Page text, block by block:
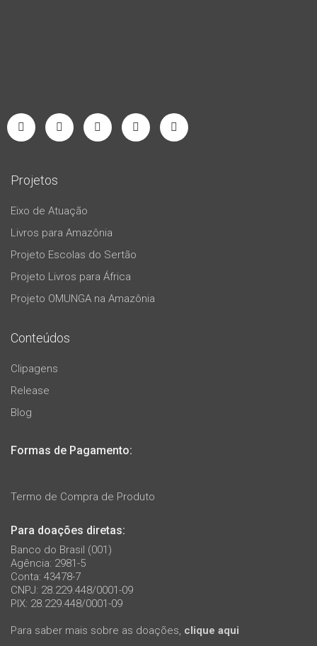
Projetos
Eixo de Atuação
Livros para Amazônia
Projeto Escolas do Sertão
Projeto Livros para África
Projeto OMUNGA na Amazônia
Conteúdos
Clipagens
Release
Blog
Formas de Pagamento:
Termo de Compra de Produto
Para doações diretas:
Banco do Brasil (001)
Agência: 2981-5
Conta: 43478-7
CNPJ: 28.229.448/0001-09
PIX: 28.229.448/0001-09
Para saber mais sobre as doações, clique aqui